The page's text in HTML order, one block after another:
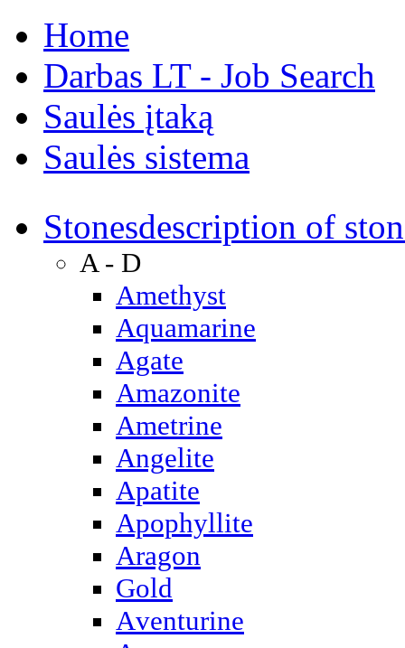
Home
Darbas LT - Job Search
Saulės įtaką
Saulės sistema
Stonesdescription of
A - D
Amethyst
Aquamarine
Agate
Amazonite
Ametrine
Angelite
Apatite
Apophyllite
Aragon
Gold
Аventurine